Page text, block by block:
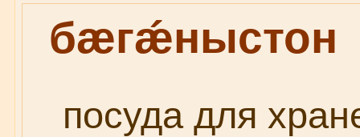
бæгǽныстон
посуда для